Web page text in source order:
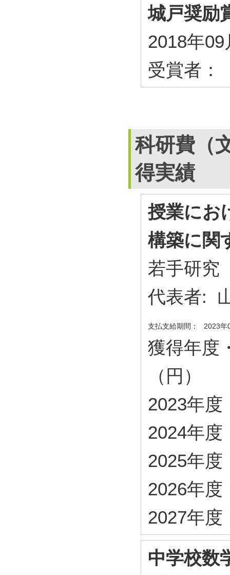
城戸奨励
2018年09
受賞者：
科研費（
得実績
授業にお
構築に関
若手研究
代表者:
支払支給期間： 2023年
獲得年度
（円）
2023年度
2024年度
2025年度
2026年度
2027年度
中学校数